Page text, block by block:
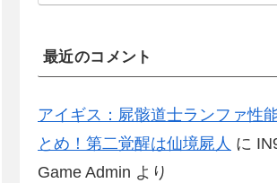
最近のコメント
アイギス：屍骸道士ランファ性
とめ！第二覚醒は仙境屍人 に
Game Admin より